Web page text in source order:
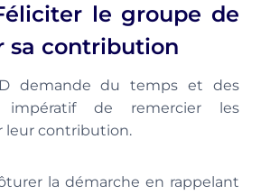
le groupe de
sa contribution
demande du temps et des
de remercier les
leur contribution.
la démarche en rappelant